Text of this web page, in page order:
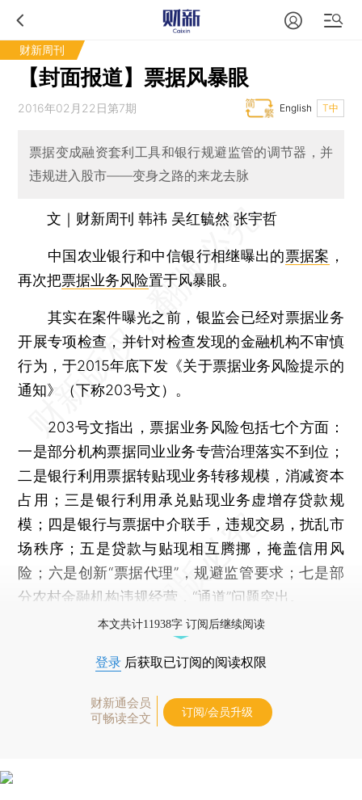
财新周刊
【封面报道】票据风暴眼
2016年02月22日第7期 T中
English
票据变成融资套利工具和银行规避监管的调节器，并
违规进入股市——变身之路的来龙去脉
文｜财新周刊 韩祎 吴红毓然 张宇哲
中国农业银行和中信银行相继曝出的票据案 ，
再次把票据业务风险置于风暴眼。
其实在案件曝光之前，银监会已经对票据业务
开展专项检查，并针对检查发现的金融机构不审慎
行为，于2015年底下发《关于票据业务风险提示的
通知》（下称203号文）。
203号文指出，票据业务风险包括七个方面：
一是部分机构票据同业业务专营治理落实不到位；
二是银行利用票据转贴现业务转移规模，消减资本
占用；三是银行利用承兑贴现业务虚增存贷款规
模；四是银行与票据中介联手，违规交易，扰乱市
场秩序；五是贷款与贴现相互腾挪，掩盖信用风
险；六是创新“票据代理”，规避监管要求；七是部
分农村金融机构违规经营，“通道”问题突出。
本文共计11938字 订阅后继续阅读
登录 后获取已订阅的阅读权限
财新通会员
可畅读全文
订阅/会员升级